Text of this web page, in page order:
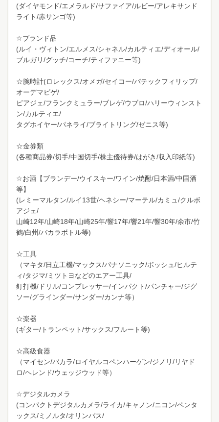
(ダイヤモンド/エメラルド/サファイア/ルビー/アレキサンド
ライト/赤サンゴ等)
☆ブランド品
(ルイ・ヴィトン/エルメス/シャネル/カルティエ/ディオール/
ブルガリ/グッチ/コーチ/ティファニー等)
☆腕時計(ロレックス/オメガ/セイコー/パテックフィリップ/
オーデマピゲ/
ピアジェ/フランクミュラー/ブレゲ/ウブロ/ハリーウィンスト
ン/カルティエ/
タグホイヤー/パネライ/ブライトリング/ゼニス等)
☆金券類
(各種商品券/切手/中国切手/株主優待券/はがき/収入印紙等)
☆お酒【ブランデー/ウイスキー/ワイン/焼酎/日本酒/中国酒
等】
(レミーマルタン/ルイ13世/ヘネシー/マーテル/カミュ/クルボ
アジェ/
山崎12年/山崎18年/山崎25年/響17年/響21年/響30年/余市/竹
鶴/白州/バカラボトル等)
☆工具
（マキタ/日立工機/マックス/パナソニック/ボッシュ/ヒルテ
ィ/タジマ/ミツトヨなどのエアー工具/
釘打機/ドリル/コンプレッサー/インパクト/パンチャー/ジグ
ソー/グラインダー/サンダー/カンナ等）
☆楽器
(ギター/トランペット/サックス/フルート等)
☆高級食器
（マイセン/バカラ/ロイヤルコペンハーゲン/ジノリ/リヤド
ロ/ヘレンド/ウェッジウッド等）
☆デジタルカメラ
(コンパクトデジタルカメラ/ライカ/キャノン/ニコン/ペンタ
ックス/ミノルタ/オリンパス/